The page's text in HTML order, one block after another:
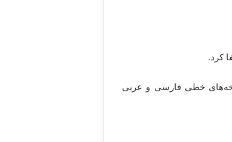
کرد.
نسخه‌های خطی فارسی و عربی